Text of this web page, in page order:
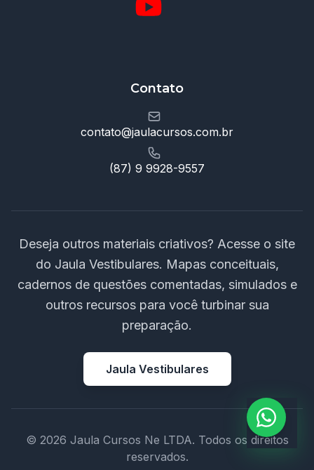
Contato
contato@jaulacursos.com.br
(87) 9 9928-9557
Deseja outros materiais criativos? Acesse o site
do Jaula Vestibulares. Mapas conceituais,
cadernos de questões comentadas, simulados e
outros recursos para você turbinar sua
preparação.
Jaula Vestibulares
© 2026 Jaula Cursos Ne LTDA. Todos os direitos
reservados.